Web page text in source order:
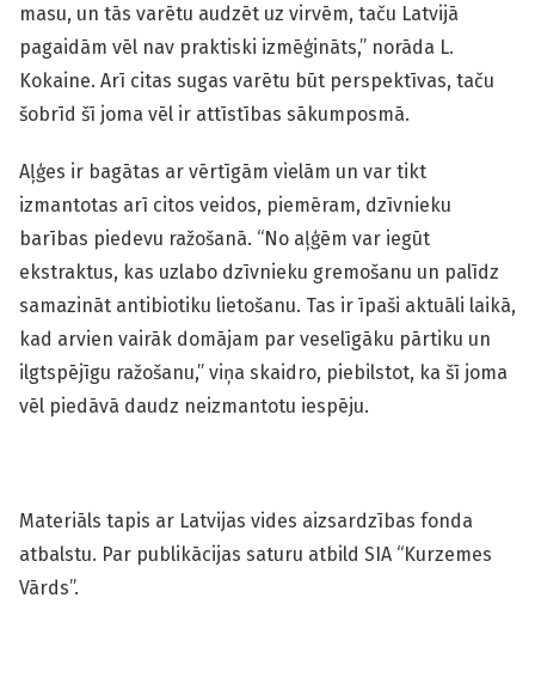
masu, un tās varētu audzēt uz virvēm, taču Latvijā
pagaidām vēl nav praktiski izmēģināts,” norāda L.
Kokaine. Arī citas sugas varētu būt perspektīvas, taču
šobrīd šī joma vēl ir attīstības sākumposmā.
Aļģes ir bagātas ar vērtīgām vielām un var tikt
izmantotas arī citos veidos, piemēram, dzīvnieku
barības piedevu ražošanā. “No aļģēm var iegūt
ekstraktus, kas uzlabo dzīvnieku gremošanu un palīdz
samazināt antibiotiku lietošanu. Tas ir īpaši aktuāli laikā,
kad arvien vairāk domājam par veselīgāku pārtiku un
ilgtspējīgu ražošanu,” viņa skaidro, piebilstot, ka šī joma
vēl piedāvā daudz neizmantotu iespēju.
Materiāls tapis ar Latvijas vides aizsardzības fonda
atbalstu. Par publikācijas saturu atbild SIA “Kurzemes
Vārds”.